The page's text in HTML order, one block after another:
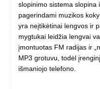
slopinimo sistema slopina
pagerindami muzikos
yra neįtikėtinai lengvos ir
mygtukai leidžia lengvai
įmontuotas FM radijas ir
MP3 grotuvu, todėl
išmaniojo telefono.